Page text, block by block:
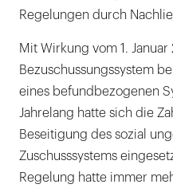
Regelungen durch
Mit Wirkung vom 1.
Bezuschussungssystem
eines befundbezogenen
Jahrelang hatte sich die
Beseitigung des sozial
Zuschusssystems
Regelung hatte immer